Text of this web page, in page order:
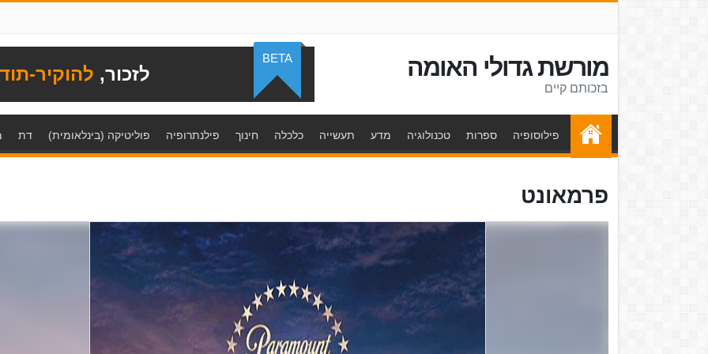
מורשת גדולי האומה
בזכותם קיים
לזכור, להוקיר-
BETA
פילוסופיה ספרות טכנולוגיה מדע תעשייה כלכלה חינוך פילנתרופיה פוליטיקה (בינלאומית) דת
פרמאונט